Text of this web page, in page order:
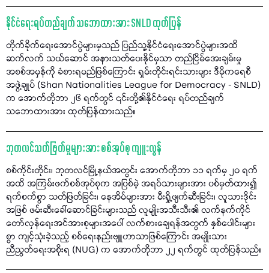
နိုင်ငံရေးရပ်တည်ချက် သဘောထားအား SNLD ထုတ်ပြန်
တိုက်ခိုက်ရေးအောင်ပွဲများမှသည် ပြည်သူ့နိုင်ငံရေးအောင်ပွဲများအထိ
ဆက်လက် သယ်ဆောင် အနားသတ်ပေးနိုင်မှသာ တည်ငြိမ်အေးချမ်းမှု
အစစ်အမှန်ကို ခံစားရမည်ဖြစ်ကြောင်း ရှမ်းတိုင်းရင်းသားများ ဒီမိုကရေစီ
အဖွဲ့ချုပ် (Shan Nationalities League for Democracy - SNLD)
က အောက်တိုဘာ ၂၆ ရက်တွင် ၎င်းတို့၏နိုင်ငံရေး ရပ်တည်ချက်
သဘောထားအား ထုတ်ပြန်ထားသည်။
ဘုတလင်သတ်ဖြတ်မှုများအား စစ်အုပ်စု ကျူးလွန်
စစ်ကိုင်းတိုင်း၊ ဘုတလင်မြို့နယ်အတွင်း အောက်တိုဘာ ၁၁ ရက်မှ ၂၀ ရက်
အထိ အကြမ်းဖက်စစ်အုပ်စုက အပြစ်မဲ့ အရပ်သားများအား ပစ်မှတ်ထား၍
ရက်စက်စွာ သတ်ဖြတ်ခြင်း၊ နေအိမ်များအား မီးရှို့ဖျက်ဆီးခြင်း၊ လူသားဒိုင်း
အဖြစ် ဖမ်းဆီးခေါ်ဆောင်ခြင်းများသည် လူမျိုးအသီးသီး၏ လက်နက်ကိုင်
တော်လှန်ရေးအင်အားစုများအပေါ် လက်စားချေရန်အတွက် နှစ်ပေါင်းများ
စွာ ကျင့်သုံးခဲ့သည့် စစ်ရေးနည်းဗျူဟာသာဖြစ်ကြောင်း အမျိုးသား
ညီညွတ်ရေးအစိုးရ (NUG) က အောက်တိုဘာ ၂၂ ရက်တွင် ထုတ်ပြန်သည်။